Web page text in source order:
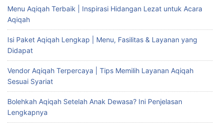
Menu Aqiqah Terbaik | Inspirasi Hidangan Lezat untuk Acara
Aqiqah
Isi Paket Aqiqah Lengkap | Menu, Fasilitas & Layanan yang
Didapat
Vendor Aqiqah Terpercaya | Tips Memilih Layanan Aqiqah
Sesuai Syariat
Bolehkah Aqiqah Setelah Anak Dewasa? Ini Penjelasan
Lengkapnya